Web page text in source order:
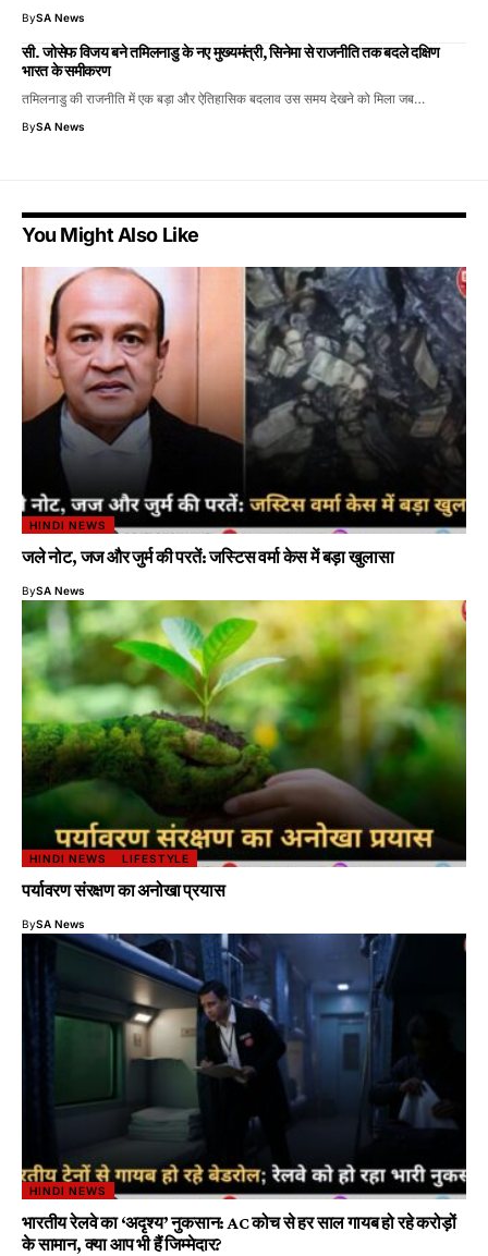
BySA News
सी. जोसेफ विजय बने तमिलनाडु के नए मुख्यमंत्री, सिनेमा से राजनीति तक बदले दक्षिण
भारत के समीकरण
तमिलनाडु की राजनीति में एक बड़ा और ऐतिहासिक बदलाव उस समय देखने को मिला जब…
BySA News
You Might Also Like
HINDI NEWS
जले नोट, जज और जुर्म की परतें: जस्टिस वर्मा केस में बड़ा खुलासा
BySA News
HINDI NEWS LIFESTYLE
पर्यावरण संरक्षण का अनोखा प्रयास
BySA News
HINDI NEWS
भारतीय रेलवे का ‘अदृश्य’ नुकसान: AC कोच से हर साल गायब हो रहे करोड़ों
के सामान, क्या आप भी हैं जिम्मेदार?